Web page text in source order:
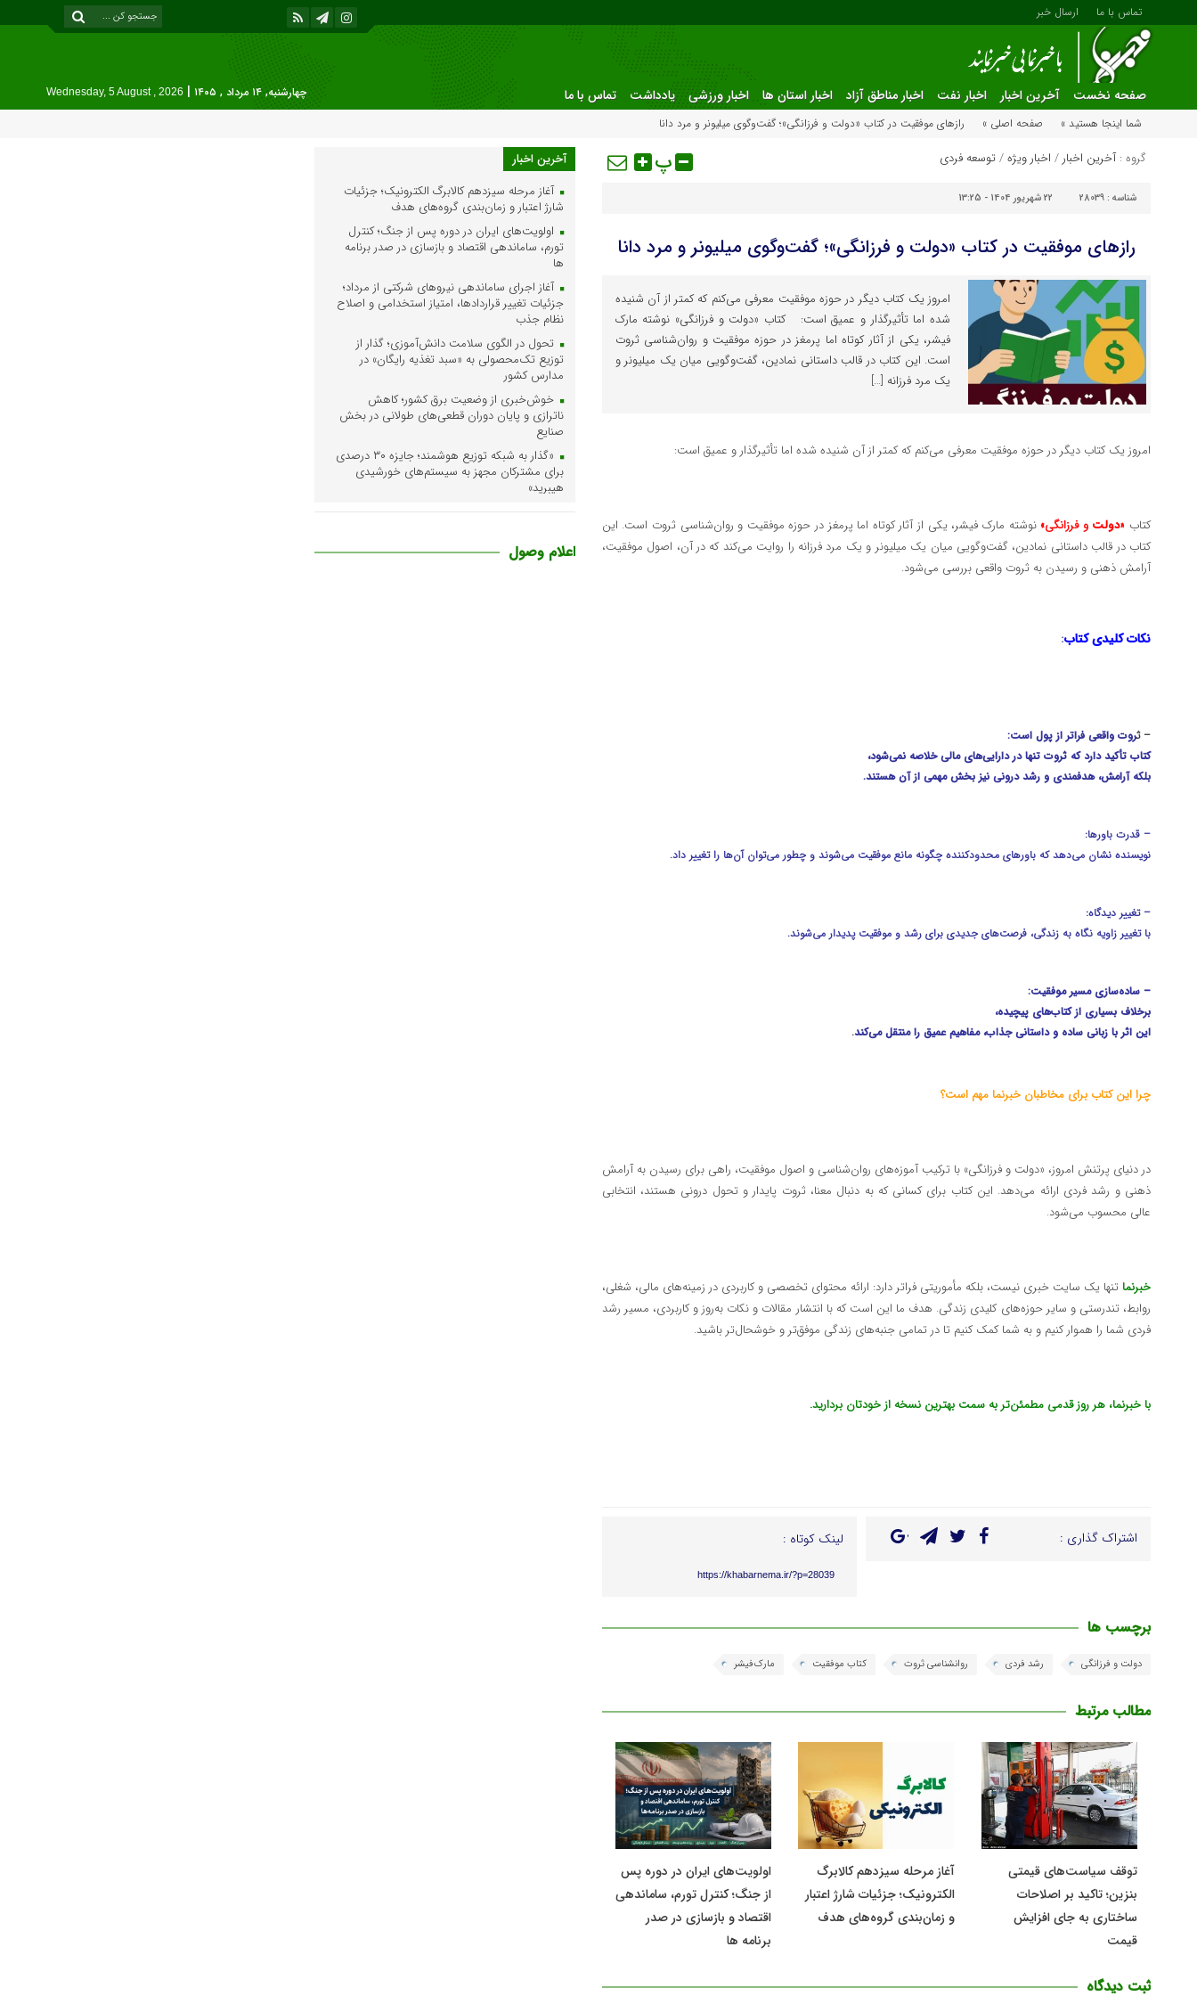
تماس با ما ارسال خبر
صفحه نخست آخرین اخبار اخبار نفت اخبار مناطق آزاد اخبار استان ها اخبار ورزشی یادداشت تماس با ما چهارشنبه, ۱۴ مرداد , ۱۴۰۵ |
Wednesday, 5 August , 2026
شما اینجا هستید » صفحه اصلی » رازهای موفقیت در کتاب «دولت و فرزانگی»؛ گفت‌وگوی میلیونر و مرد دانا
گروه :آخرین اخبار / اخبار ویژه/توسعه فردی پ
شناسه : 28039 22 شهریور 1404 - 13:25
رازهای موفقیت در کتاب «دولت و فرزانگی»؛ گفت‌وگوی میلیونر و مرد دانا
امروز یک کتاب دیگر در حوزه موفقیت معرفی می‌کنم که کمتر از آن شنیده
شده اما تأثیرگذار و عمیق است: کتاب «دولت و فرزانگی» نوشته مارک
فیشر، یکی از آثار کوتاه اما پرمغز در حوزه موفقیت و روان‌شناسی ثروت
است. این کتاب در قالب داستانی نمادین، گفت‌وگویی میان یک میلیونر و
یک مرد فرزانه […]
امروز یک کتاب دیگر در حوزه موفقیت معرفی می‌کنم که کمتر از آن شنیده شده اما تأثیرگذار و عمیق است:
کتاب «دولت و فرزانگی» نوشته مارک فیشر، یکی از آثار کوتاه اما پرمغز در حوزه موفقیت و روان‌شناسی ثروت است. این
کتاب در قالب داستانی نمادین، گفت‌وگویی میان یک میلیونر و یک مرد فرزانه را روایت می‌کند که در آن، اصول موفقیت،
آرامش ذهنی و رسیدن به ثروت واقعی بررسی می‌شود.
نکات کلیدی کتاب:
– ثروت واقعی فراتر از پول است:
کتاب تأکید دارد که ثروت تنها در دارایی‌های مالی خلاصه نمی‌شود،
بلکه آرامش، هدفمندی و رشد درونی نیز بخش مهمی از آن هستند.
– قدرت باورها:
نویسنده نشان می‌دهد که باورهای محدودکننده چگونه مانع موفقیت می‌شوند و چطور می‌توان آن‌ها را تغییر داد.
– تغییر دیدگاه:
با تغییر زاویه نگاه به زندگی، فرصت‌های جدیدی برای رشد و موفقیت پدیدار می‌شوند.
– ساده‌سازی مسیر موفقیت:
برخلاف بسیاری از کتاب‌های پیچیده،
این اثر با زبانی ساده و داستانی جذاب، مفاهیم عمیق را منتقل می‌کند.
چرا این کتاب برای مخاطبان خبرنما مهم است؟
در دنیای پرتنش امروز، «دولت و فرزانگی» با ترکیب آموزه‌های روان‌شناسی و اصول موفقیت، راهی برای رسیدن به آرامش
ذهنی و رشد فردی ارائه می‌دهد. این کتاب برای کسانی که به دنبال معنا، ثروت پایدار و تحول درونی هستند، انتخابی
عالی محسوب می‌شود.
خبرنما تنها یک سایت خبری نیست، بلکه مأموریتی فراتر دارد: ارائه محتوای تخصصی و کاربردی در زمینه‌های مالی، شغلی،
روابط، تندرستی و سایر حوزه‌های کلیدی زندگی. هدف ما این است که با انتشار مقالات و نکات به‌روز و کاربردی، مسیر رشد
فردی شما را هموار کنیم و به شما کمک کنیم تا در تمامی جنبه‌های زندگی موفق‌تر و خوشحال‌تر باشید.
با خبرنما، هر روز قدمی مطمئن‌تر به سمت بهترین نسخه از خودتان بردارید.
اشتراک گذاری : لینک کوتاه :
https://khabarnema.ir/?p=28039
برچسب ها
دولت و فرزانگی رشد فردی روانشناسی ثروت کتاب موفقیت مارک‌فیشر
مطالب مرتبط
توقف سیاست‌های قیمتی
بنزین؛ تاکید بر اصلاحات
ساختاری به جای افزایش
قیمت
آغاز مرحله سیزدهم کالابرگ
الکترونیک؛ جزئیات شارژ اعتبار
و زمان‌بندی گروه‌های هدف
اولویت‌های ایران در دوره پس
از جنگ؛ کنترل تورم، ساماندهی
اقتصاد و بازسازی در صدر
برنامه ها
ثبت دیدگاه
آخرین اخبار
آغاز مرحله سیزدهم کالابرگ الکترونیک؛ جزئیات
شارژ اعتبار و زمان‌بندی گروه‌های هدف
اولویت‌های ایران در دوره پس از جنگ؛ کنترل
تورم، ساماندهی اقتصاد و بازسازی در صدر برنامه
ها
آغاز اجرای ساماندهی نیروهای شرکتی از مرداد؛
جزئیات تغییر قراردادها، امتیاز استخدامی و اصلاح
نظام جذب
تحول در الگوی سلامت دانش‌آموزی؛ گذار از
توزیع تک‌محصولی به «سبد تغذیه رایگان» در
مدارس کشور
خوش‌خبری از وضعیت برق کشور؛ کاهش
ناترازی و پایان دوران قطعی‌های طولانی در بخش
صنایع
«گذار به شبکه توزیع هوشمند؛ جایزه ۳۰ درصدی
برای مشترکان مجهز به سیستم‌های خورشیدی
هیبرید»
تحصیلی جدید
اعلام وصول